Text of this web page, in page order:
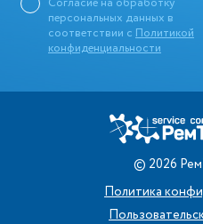
персональных данных в
соответствии с Политикой
конфиденциальности
© 2026
Политика